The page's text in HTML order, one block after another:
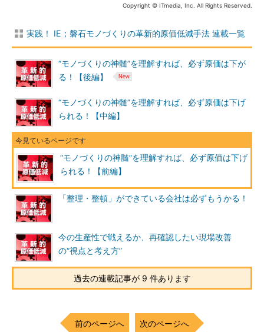
Copyright © ITmedia, Inc. All Rights Reserved.
実践！ IE；磐石モノづくりの革新的原価低減手法 連載一覧
“モノづくりの神髄”を理解すれば、必ず原価は下が
る！【後編】
“モノづくりの神髄”を理解すれば、必ず原価は下げ
られる！【中編】
“モノづくりの神髄”を理解すれば、必ず原価は下げ
られる！【前編】
「整理・整頓」ができている会社は必ずもうかる！
今の生産性で戦えるか、再確認したい現場改善
の“視点と考え方”
過去の連載記事が 9 件あります
前のページへ 次のページへ